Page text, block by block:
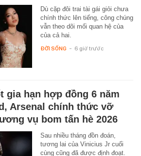
Dù cặp đôi trai tài gái giỏi chưa
chính thức lên tiếng, công chúng
vẫn theo dõi mối quan hệ của
của cả hai.
ĐỜI SỐNG - 6 giờ trước
gia hạn hợp đồng 6 năm
Arsenal chính thức vỡ
vụ bom tấn hè 2026
Sau nhiều tháng đồn đoán,
tương lai của Vinicius Jr cuối
cùng cũng đã được định đoạt.